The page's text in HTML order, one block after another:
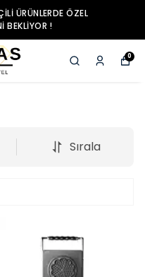
ÜRÜNLERDE ÖZEL
BEKLIYOR !
0
Sırala